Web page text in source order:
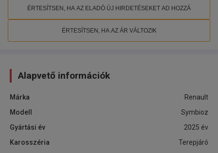
ÉRTESÍTSEN, HA AZ ELADÓ ÚJ HIRDETÉSEKET AD HOZZÁ
ÉRTESÍTSEN, HA AZ ÁR VÁLTOZIK
Alapvető információk
Márka
Renault
Modell
Symbioz
Gyártási év
2025 év
Karosszéria
Terepjáró